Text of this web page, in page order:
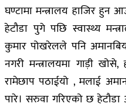
घण्टामा मन्त्रालय हाजिर हुन
हेटौडा पुगे पछि स्वास्थ्य
कुमार पोखरेलले पनि
नगरी मन्त्रालयमा गाड़ी
रामेछाप पठाईयो , मलाई
पारे। सरुवा गरिएको छ